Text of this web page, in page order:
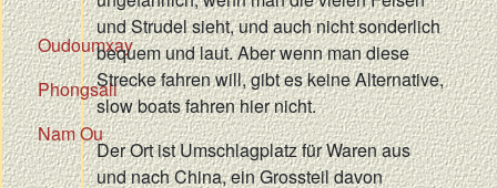
Oudoumxay
Phongsali
Nam Ou
und Strudel sieht, und auch nicht sonderlich
bequem und laut. Aber wenn man diese
Strecke fahren will, gibt es keine Alternative,
slow boats fahren hier nicht.
Der Ort ist Umschlagplatz für Waren aus
und nach China, ein Grossteil davon